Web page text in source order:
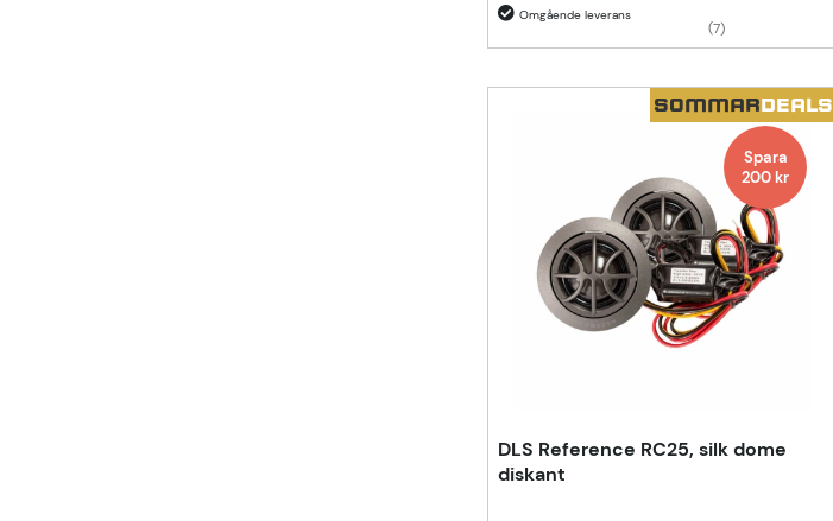
(7)
SOMMARDEALS
Spara
200kr
DLS Reference RC25, silk dome
diskant